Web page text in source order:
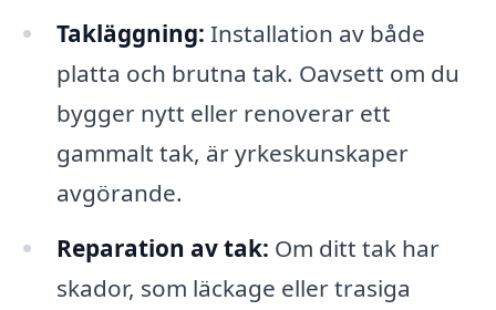
Takläggning: Installation av både
platta och brutna tak. Oavsett om du
bygger nytt eller renoverar ett
gammalt tak, är yrkeskunskaper
avgörande.
Reparation av tak: Om ditt tak har
skador, som läckage eller trasiga